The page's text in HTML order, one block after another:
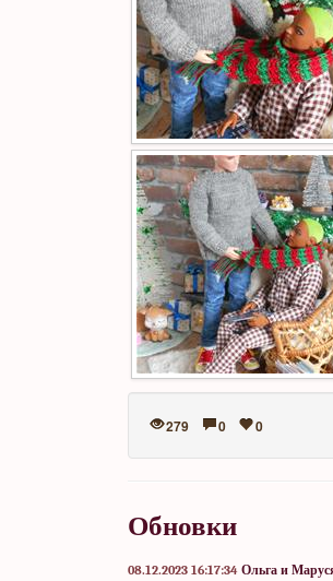
279 0 0
Обновки
08.12.2023 16:17:34 Ольга и